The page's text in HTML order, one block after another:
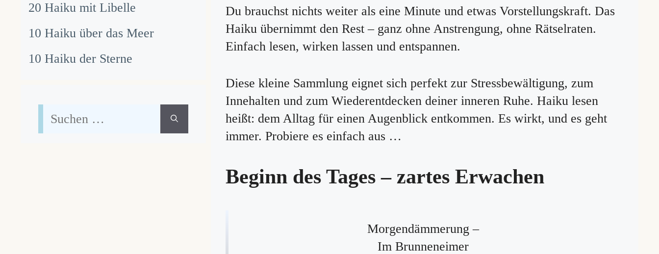
Du brauchst nichts weiter als eine Minute und etwas Vorstellungskraft. Das
Haiku übernimmt den Rest – ganz ohne Anstrengung, ohne Rätselraten.
Einfach lesen, wirken lassen und entspannen.
Diese kleine Sammlung eignet sich perfekt zur Stressbewältigung, zum
Innehalten und zum Wiederentdecken deiner inneren Ruhe. Haiku lesen
heißt: dem Alltag für einen Augenblick entkommen. Es wirkt, und es geht
immer. Probiere es einfach aus …
Beginn des Tages – zartes Erwachen
Morgendämmerung –
Im Brunneneimer
20 Haiku mit Libelle
10 Haiku über das Meer
10 Haiku der Sterne
Suchen
nach: